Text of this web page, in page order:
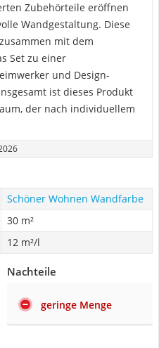
Zubehörteile eröffnen
Wandgestaltung. Diese
mit dem
Set zu einer
und Design-
ist dieses Produkt
der nach individuellem
Schöner Wohnen Wandfarbe
30 m²
12 m²/l
Nachteile
geringe Menge